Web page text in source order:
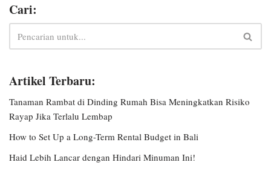
Cari:
Artikel Terbaru:
Tanaman Rambat di Dinding Rumah Bisa Meningkatkan Risiko
Rayap Jika Terlalu Lembap
How to Set Up a Long-Term Rental Budget in Bali
Haid Lebih Lancar dengan Hindari Minuman Ini!